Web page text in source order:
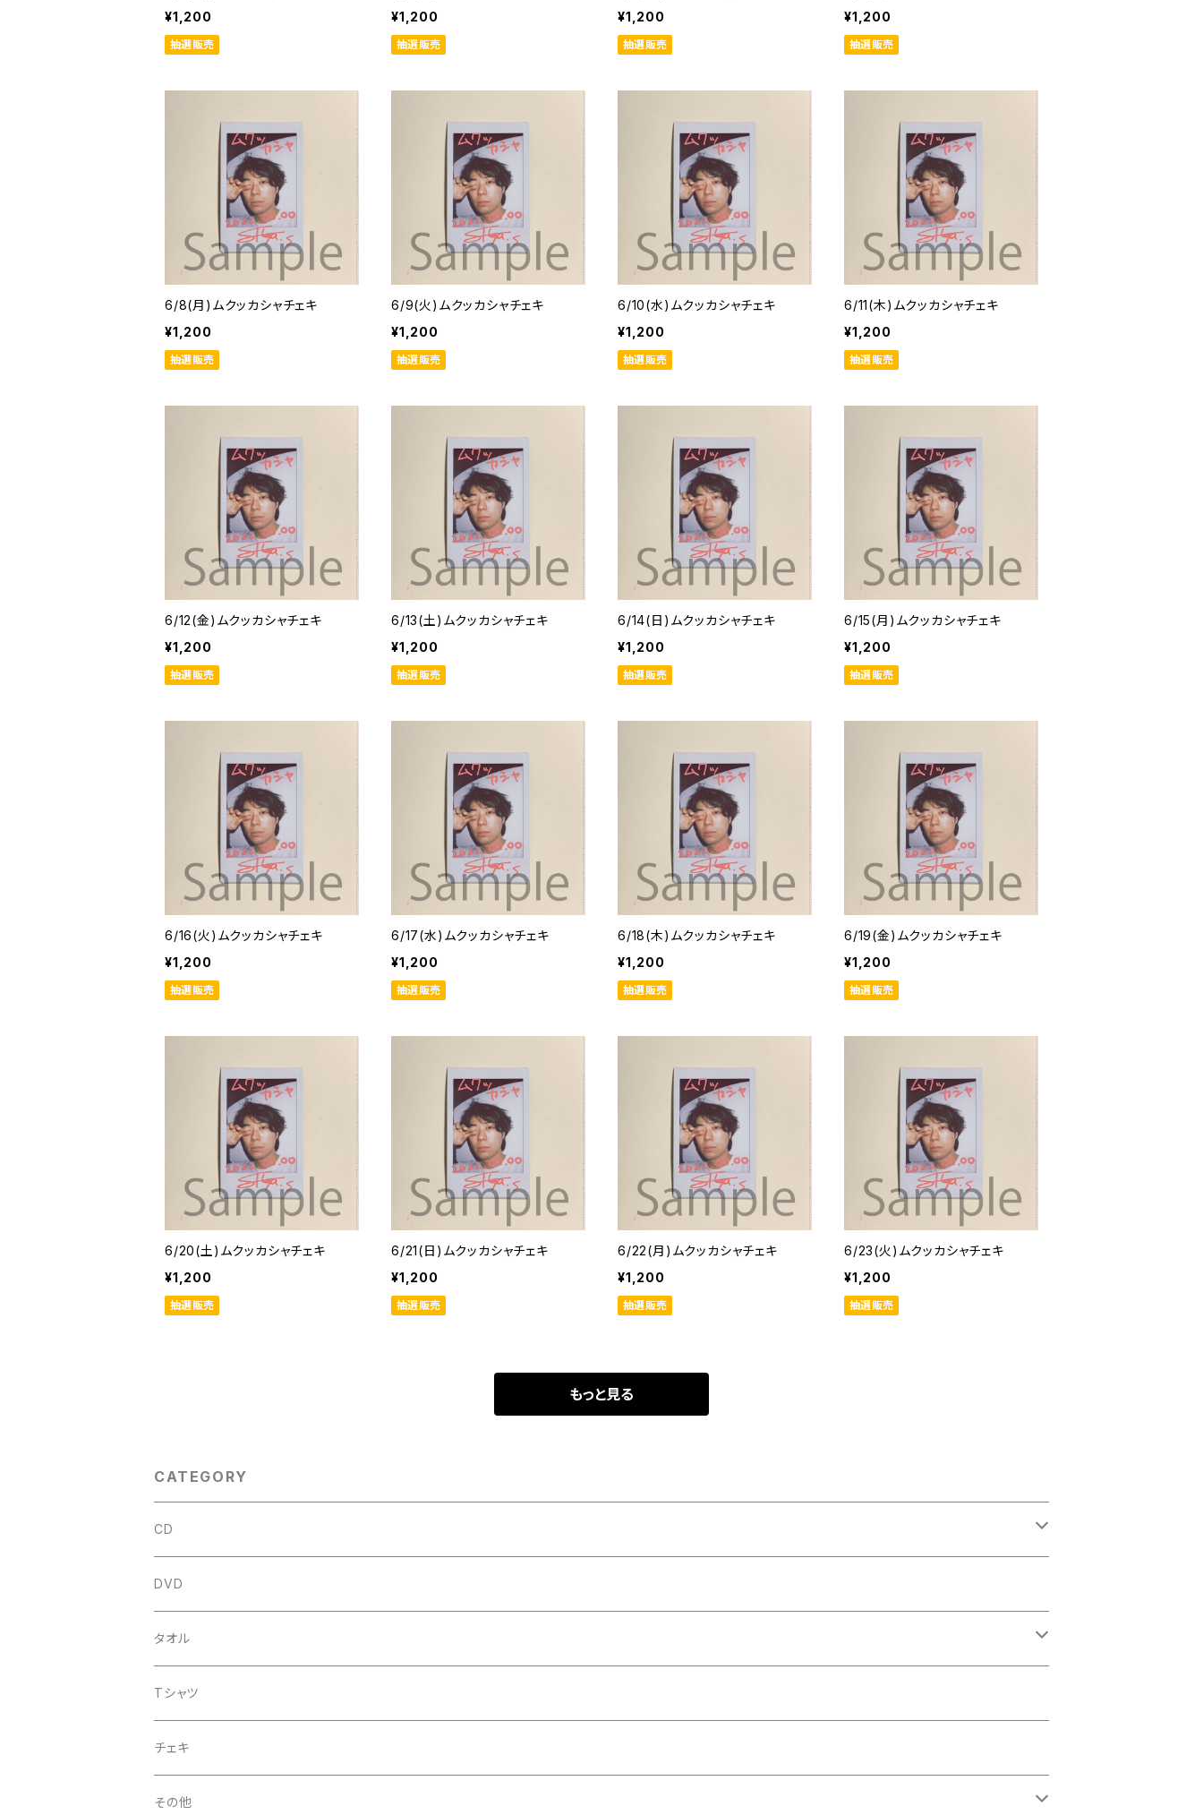
¥1,200
抽選販売
¥1,200
抽選販売
¥1,200
抽選販売
¥1,200
抽選販売
6/8(月)ムクッカシャチェキ
¥1,200
抽選販売
6/9(火)ムクッカシャチェキ
¥1,200
抽選販売
6/10(水)ムクッカシャチェキ
¥1,200
抽選販売
6/11(木)ムクッカシャチェキ
¥1,200
抽選販売
6/12(金)ムクッカシャチェキ
¥1,200
抽選販売
6/13(土)ムクッカシャチェキ
¥1,200
抽選販売
6/14(日)ムクッカシャチェキ
¥1,200
抽選販売
6/15(月)ムクッカシャチェキ
¥1,200
抽選販売
6/16(火)ムクッカシャチェキ
¥1,200
抽選販売
6/17(水)ムクッカシャチェキ
¥1,200
抽選販売
6/18(木)ムクッカシャチェキ
¥1,200
抽選販売
6/19(金)ムクッカシャチェキ
¥1,200
抽選販売
6/20(土)ムクッカシャチェキ
¥1,200
抽選販売
6/21(日)ムクッカシャチェキ
¥1,200
抽選販売
6/22(月)ムクッカシャチェキ
¥1,200
抽選販売
6/23(火)ムクッカシャチェキ
¥1,200
抽選販売
もっと見る
CATEGORY
CD
アルバム
企画CD
シングル
DVD
タオル
菅沼温泉タオル
菅沼エアーかおる
菅沼温泉ハンカチタオル
Tシャツ
チェキ
その他